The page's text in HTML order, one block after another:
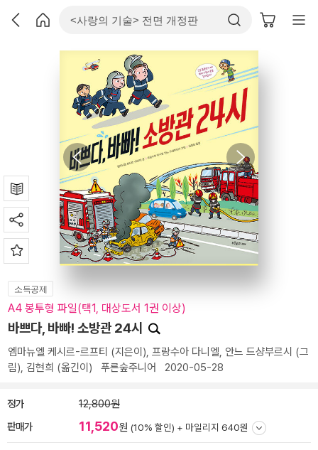
소득공제
A4 봉투형 파일(택1, 대상도서 1권 이상)
바쁘다, 바빠! 소방관 24시
엠마뉴엘 케시르-르프티 (지은이), 프랑수아 다니엘, 안느 드샹부르시 (그
림), 김현희 (옮긴이) 푸른숲주니어 2020-05-28
정가 12,800원
판매가 11,520원 (10% 할인) + 마일리지 640원